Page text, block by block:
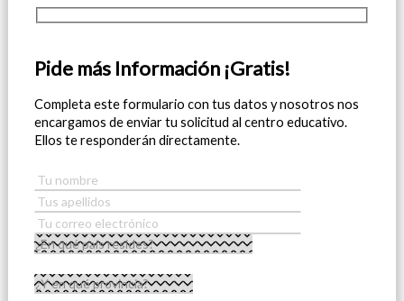
Pide más Información ¡Gratis!
Completa este formulario con tus datos y nosotros nos
encargamos de enviar tu solicitud al centro educativo.
Ellos te responderán directamente.